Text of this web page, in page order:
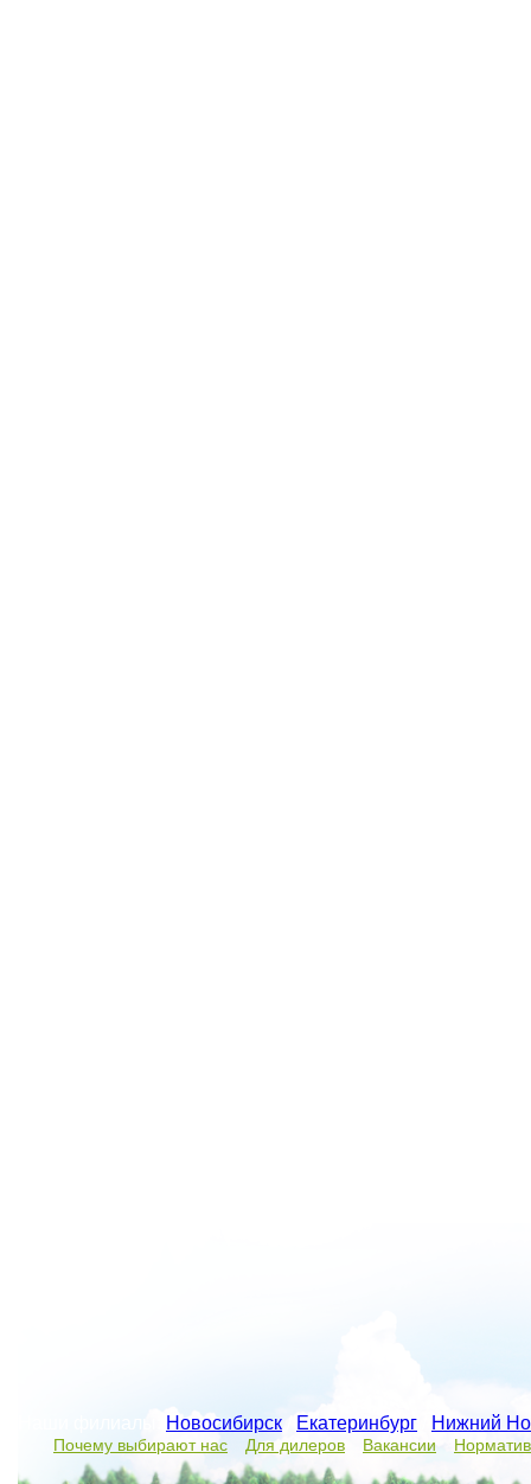
Новосибирск Екатеринбург Нижний
Почему выбирают нас Для дилеров Вакансии